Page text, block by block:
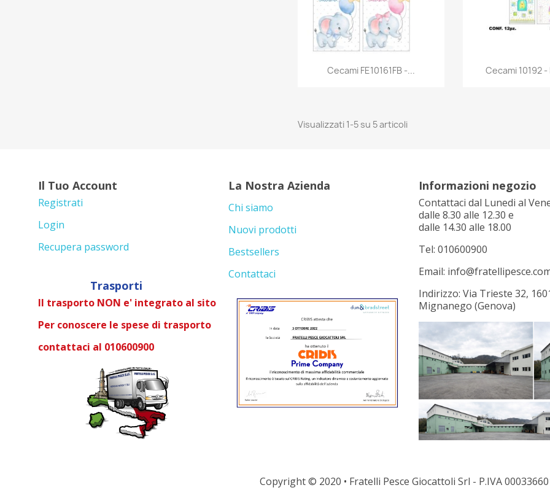
Anteprima
Cecami FE10161FB -... 
Cecami 10192
Visualizzati 1-5 su 5 articoli
Il Tuo Account
Registrati
Login
Recupera password
Trasporti
Il trasporto NON e' integrato al sito
Per conoscere le spese di trasporto
contattaci al 010600900
La Nostra Azienda
Chi siamo
Nuovi prodotti
Bestsellers
Contattaci
Informazioni negozio
Contattaci dal Lunedi al
dalle 8.30 alle 12.30 e
dalle 14.30 alle 18.00
Tel: 010600900
Email:
Indirizzo: Via Trieste 32,
Mignanego (Genova)
Copyright © 2020 • Fratelli Pesce Giocattoli Srl - P.IVA